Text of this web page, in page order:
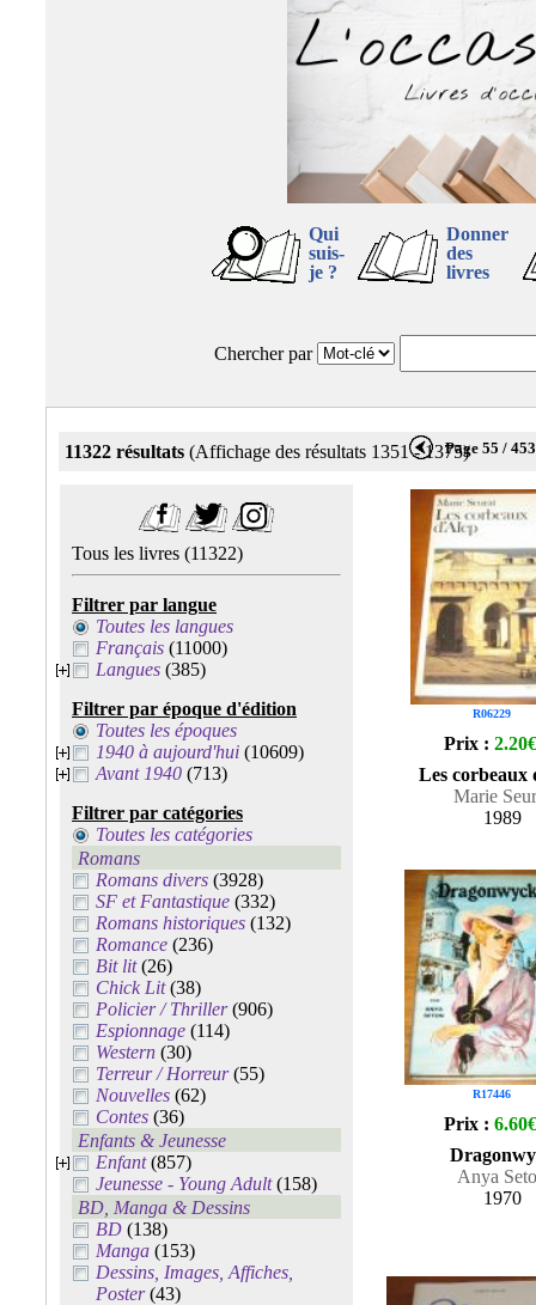
Qui
suis-
je ?
Donner
des
livres
Chercher par
11322 résultats (Affichage des résultats 1351 - 1375)Page 55 / 453
Tous les livres (11322)
Filtrer par langue
Toutes les langues
Français (11000)
Langues (385)
Filtrer par époque d'édition
Toutes les époques
1940 à aujourd'hui (10609)
Avant 1940 (713)
Filtrer par catégories
Toutes les catégories
Romans
Romans divers (3928)
SF et Fantastique (332)
Romans historiques (132)
Romance (236)
Bit lit(26)
Chick Lit(38)
Policier / Thriller(906)
Espionnage (114)
Western (30)
Terreur / Horreur(55)
Nouvelles (62)
Contes (36)
Enfants & Jeunesse
Enfant(857)
Jeunesse - Young Adult(158)
BD, Manga & Dessins
BD (138)
Manga (153)
Dessins, Images, Affiches,
Poster(43)
R06229
Prix : 2.20€
Les corbeaux
Marie
1989
R17446
Prix : 6.60€
Anya
1970